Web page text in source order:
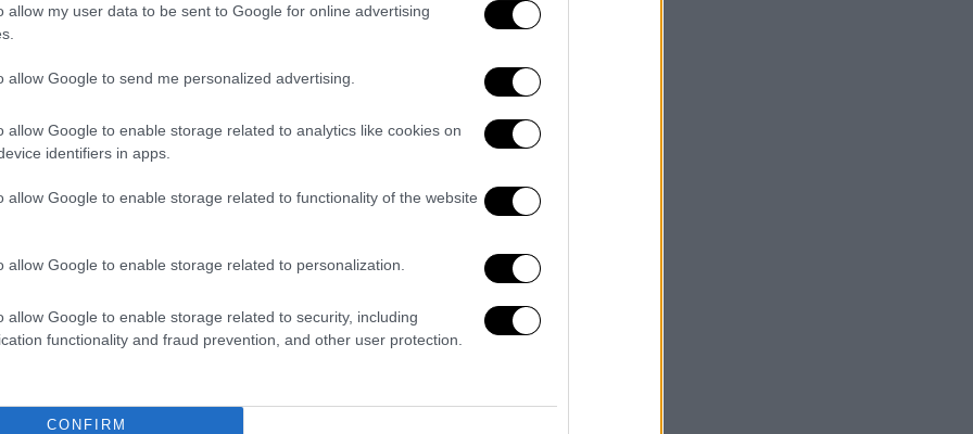
allow my user data to be sent to Google for online advertising
allow Google to send me personalized advertising.
allow Google to enable storage related to analytics like cookies on
identifiers in apps.
allow Google to enable storage related to functionality of the website
allow Google to enable storage related to personalization.
allow Google to enable storage related to security, including
functionality and fraud prevention, and other user protection.
CONFIRM
της σειράς με νέες προκλήσεις,
παίζει άσχημα παιχνίδια στο χωριό
σ' ένα κρίσιμο σημείο της ζωής
αυτή την μοίρα και να ξεπεράσουν τα
όλο και περισσότερο στις ψυχές τους. Οι
Νέα πρόσωπα έρχονται σαν σκιά,
την συμφιλίωση, ενώοι Ερινύες για
ξυπνούν το χειρότερο πρόσωπο της
απώλειες
φως με το σκοτάδι και τα όνειρα
καταστάσεις μεταστρέφουν τις
δε, που απειλούνται δικά τους
τον εαυτό τους και να πάρουν αποφάσεις